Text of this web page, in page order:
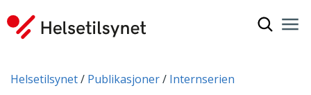
Du er her:
Helsetilsynet Publikasjoner Internserien